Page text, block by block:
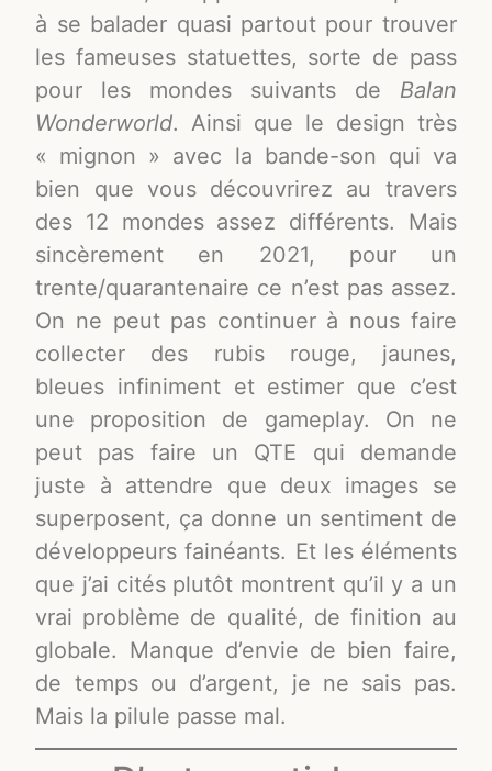
à se balader quasi partout pour trouver
les fameuses statuettes, sorte de pass
pour les mondes suivants de Balan
Wonderworld. Ainsi que le design très
« mignon » avec la bande-son qui va
bien que vous découvrirez au travers
des 12 mondes assez différents. Mais
sincèrement en 2021, pour un
trente/quarantenaire ce n’est pas assez.
On ne peut pas continuer à nous faire
collecter des rubis rouge, jaunes,
bleues infiniment et estimer que c’est
une proposition de gameplay. On ne
peut pas faire un QTE qui demande
juste à attendre que deux images se
superposent, ça donne un sentiment de
développeurs fainéants. Et les éléments
que j’ai cités plutôt montrent qu’il y a un
vrai problème de qualité, de finition au
globale. Manque d’envie de bien faire,
de temps ou d’argent, je ne sais pas.
Mais la pilule passe mal.